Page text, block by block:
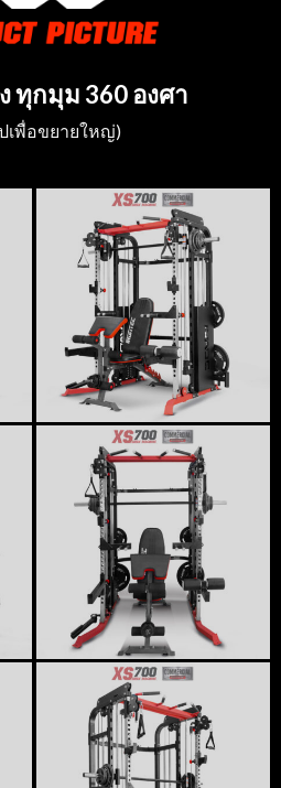
ทุกมุม 360 องศา
เพื่อขยายใหญ่)